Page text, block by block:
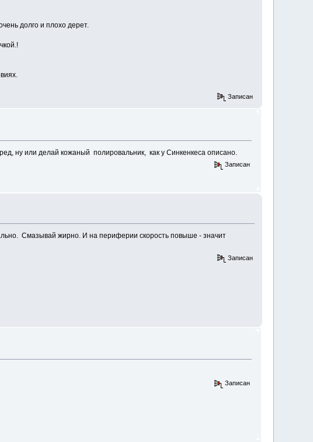
долго и плохо дерет.
Записан
ну или делай кожаный полировальник, как у Синкенкеса описано.
Записан
Смазывай жирно. И на периферии скорость повыше - значит
Записан
Записан